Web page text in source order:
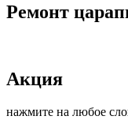
Ремонт
Акция
нажмите на любое